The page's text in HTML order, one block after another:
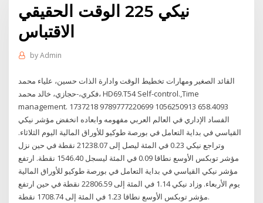
نيكي 225 الوقت الحقيقي
الاقتباس
byAdmin
القائد الصغير ومهارات تخطيط الوقت وادارة الذات حسين، علياء محمد
فكري،-حجازي، خالد محمد، HD69.T54 Self-control.,Time
management. 1737218 9789777220699 1056250913 658.4093
الفساد الإداري في العالم العربي مفهومه وابعاده انخفض مؤشر نيكي
القياسي في بداية التعامل في بورصة طوكيو للأوراق المالية اليوم الثلاثاء.
وتراجع نيكي 0.23 في المئة ليصل إلى 21238.07 نقطة في حين نزل
مؤشر توبكس الأوسع نطاقا 0.09 في المئة ليسجل 1546.40 نقطة. ارتفع
مؤشر نيكي القياسي في بداية التعامل في بورصة طوكيو للأوراق المالية
يوم الأربعاء. وزاد نيكي 1.14 في المئة إلى 22806.59 نقطة في حين ارتفع
مؤشر توبكس الأوسع نطاقا 1.23 في المئة إلى 1708.74 نقطة.